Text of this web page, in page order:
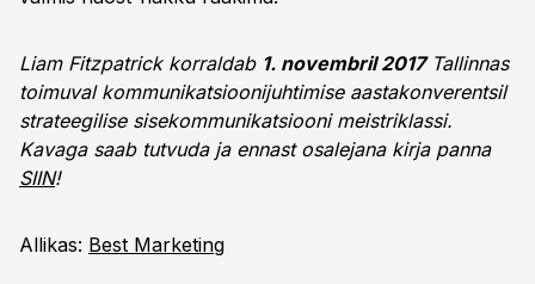
Liam Fitzpatrick korraldab 1. novembril 2017Tallinnas
toimuval kommunikatsioonijuhtimise aastakonverentsil
strateegilise sisekommunikatsiooni meistriklassi.
Kavaga saab tutvuda ja ennast osalejana kirja panna
SIIN!
Allikas: Best Marketing